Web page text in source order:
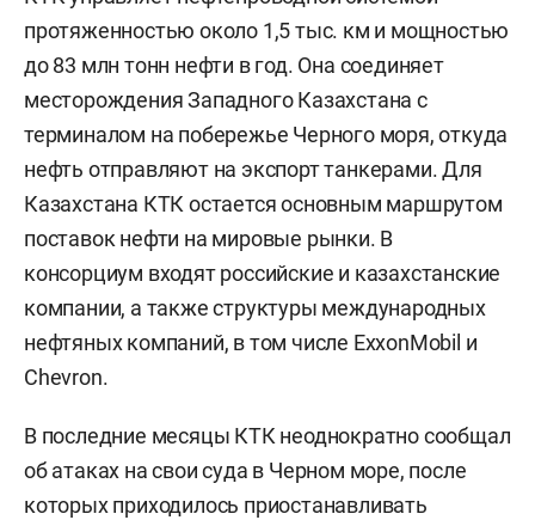
протяженностью около 1,5 тыс. км и мощностью
до 83 млн тонн нефти в год. Она соединяет
месторождения Западного Казахстана с
терминалом на побережье Черного моря, откуда
нефть отправляют на экспорт танкерами. Для
Казахстана КТК остается основным маршрутом
поставок нефти на мировые рынки. В
консорциум входят российские и казахстанские
компании, а также структуры международных
нефтяных компаний, в том числе ExxonMobil и
Chevron.
В последние месяцы КТК неоднократно сообщал
об атаках на свои суда в Черном море, после
которых приходилось приостанавливать